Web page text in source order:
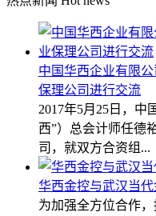
中国华西企业有限
保理公司进行交流
2017年5月25日，中
西”）总会计师任德
司，就双方合资组...
华西金控与武汉当
为加强全方位合作